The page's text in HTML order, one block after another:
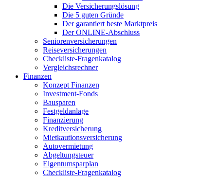
Die Versicherungslösung
Die 5 guten Gründe
Der garantiert beste Marktpreis
Der ONLINE-Abschluss
Seniorenversicherungen
Reiseversicherungen
Checkliste-Fragenkatalog
Vergleichsrechner
Finanzen
Konzept Finanzen
Investment-Fonds
Bausparen
Festgeldanlage
Finanzierung
Kreditversicherung
Mietkautionsversicherung
Autovermietung
Abgeltungsteuer
Eigentumsparplan
Checkliste-Fragenkatalog